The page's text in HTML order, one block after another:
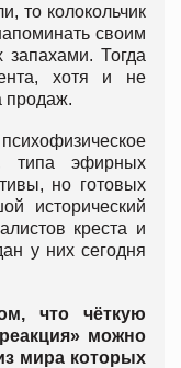
то колокольчик
своим
запахами. Тогда
хотя и не
продаж.
типа эфирных
но готовых
исторический
креста и
у них сегодня
что чёткую
можно
мира которых